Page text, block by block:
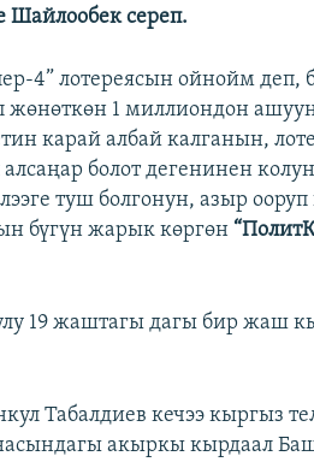
Шайлообек сереп.
4” лотереясын ойнойм деп,
жөнөткөн 1 миллиондон
карай албай калганын,
болот дегенинен
туш болгонун, азыр
бүгүн жарык көргөн
19 жаштагы дагы бир жаш
Табалдиев кечээ кыргыз
акыркы кырдаал